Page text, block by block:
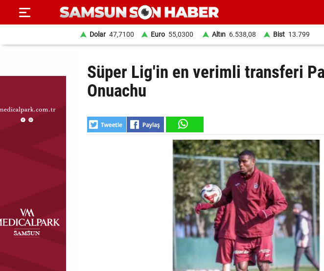
SAYFA
HABER
DÜNYA
MAGAZİN
Dolar 47,7100 Euro 55,0300 Altın 6.538,08 Bist 13.799
Süper Lig'in en verimli transferi
Onuachu